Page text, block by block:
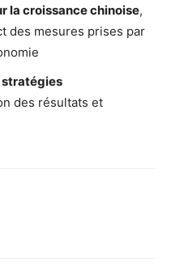
la croissance chinoise,
des mesures prises par
stratégies
des résultats et